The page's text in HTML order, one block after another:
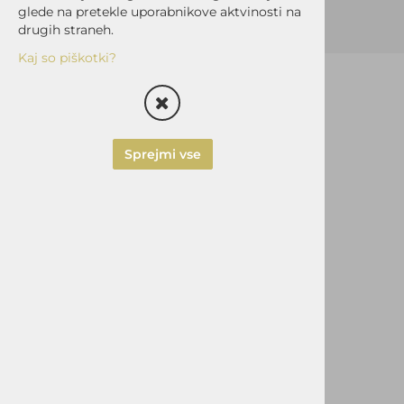
glede na pretekle uporabnikove aktvinosti na
drugih straneh.
Kaj so piškotki?
Sprejmi vse